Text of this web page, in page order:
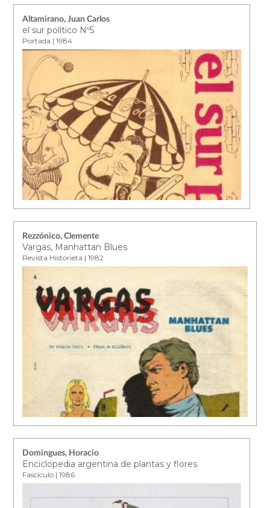
Altamirano, Juan Carlos
el sur político Nº5
Portada | 1984
Rezzónico, Clemente
Vargas, Manhattan Blues
Revista Historieta | 1982
Domingues, Horacio
Enciclopedia argentina de plantas y flores
Fascículo | 1986